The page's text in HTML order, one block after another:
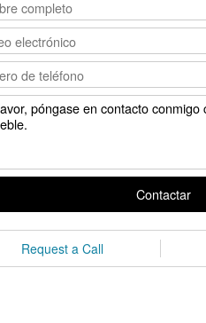
Contactar
Request a Call